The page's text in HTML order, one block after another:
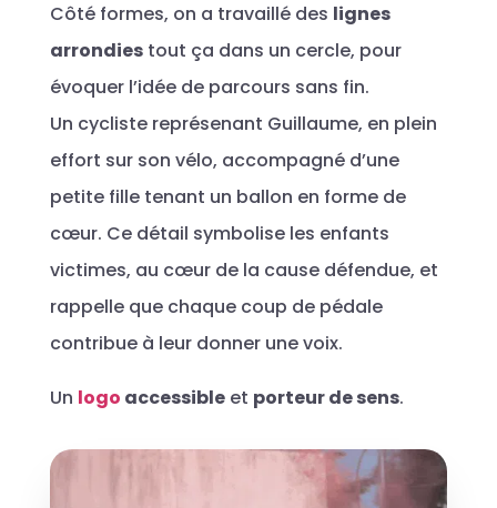
Côté formes, on a travaillé des lignes
arrondiestout ça dans un cercle, pour
évoquer l’idée de parcours sans fin.
Un cycliste représenant Guillaume, en plein
effort sur son vélo, accompagné d’une
petite fille tenant un ballon en forme de
cœur. Ce détail symbolise les enfants
victimes, au cœur de la cause défendue, et
rappelle que chaque coup de pédale
contribue à leur donner une voix.
Un logo accessibleet porteur de sens.